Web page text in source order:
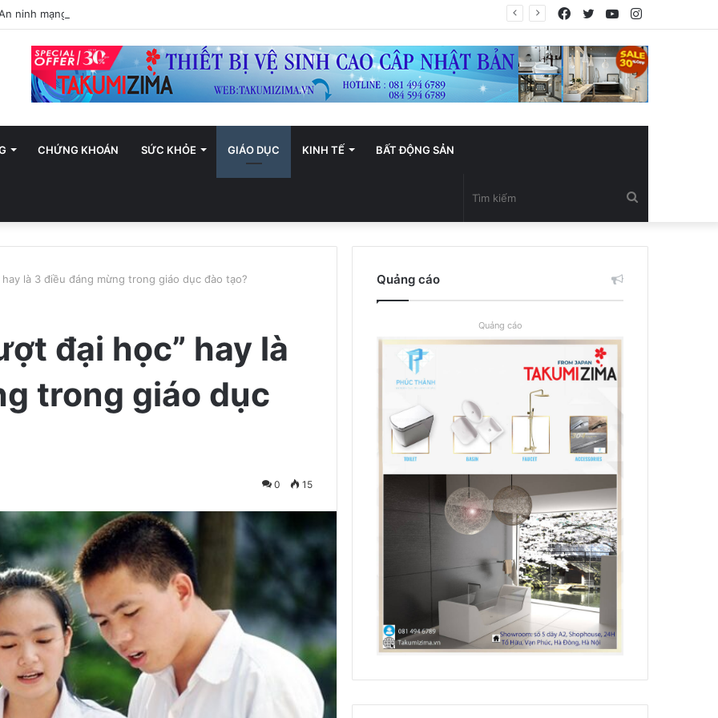
ninh mạng Việt Nam: Những thông điệp thiết thực về an toàn số YouTube
Twitter
Facebook
CHỨNG KHOÁN SỨC KHỎE GIÁO DỤC KINH TẾ BẤT ĐỘNG SẢN
kiếm
là 3 điều đáng mừng trong giáo dục đào tạo?
đại học” hay là
trong giáo dục
0 15
Quảng cáo
Quảng cáo